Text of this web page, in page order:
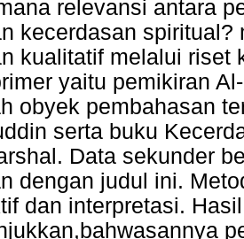
relevansi antara
kecerdasan
kualitatif melalui riset
yaitu pemikiran
obyek pembahasan
serta buku
Data sekunder
dengan judul ini.
dan interpretasi.